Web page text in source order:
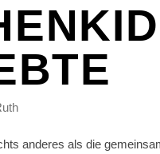
anderes als die